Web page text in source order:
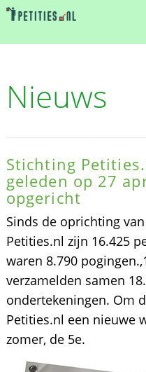
Nieuws
Stichting
geleden op 27
opgericht
Sinds de oprichting
Petities.nl zijn 16.425
waren 8.790
verzamelden samen
ondertekeningen. Om
Petities.nl een nieuwe
zomer, de 5e.